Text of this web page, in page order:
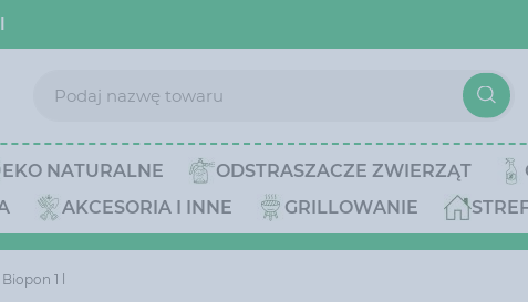
EKO NATURALNE ODSTRASZACZE ZWIERZĄT
AKCESORIA I INNE GRILLOWANIE
1 l